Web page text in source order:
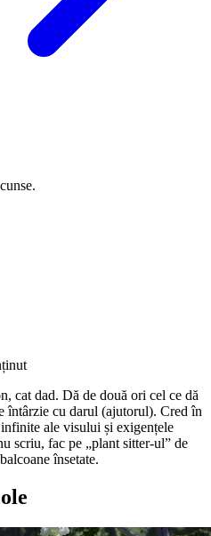
cat dad. Dă de două ori cel ce dă
întârzie cu darul (ajutorul). Cred în
ale visului și exigențele
scriu, fac pe „plant sitter-ul” de
însetate.